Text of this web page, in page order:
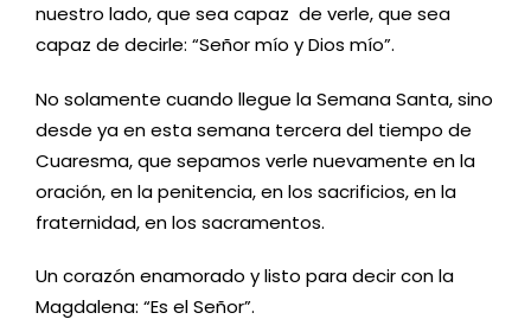
nuestro lado, que sea capaz de verle, que sea
capaz de decirle: “Señor mío y Dios mío”.
No solamente cuando llegue la Semana Santa, sino
desde ya en esta semana tercera del tiempo de
Cuaresma, que sepamos verle nuevamente en la
oración, en la penitencia, en los sacrificios, en la
fraternidad, en los sacramentos.
Un corazón enamorado y listo para decir con la
Magdalena: “Es el Señor”.